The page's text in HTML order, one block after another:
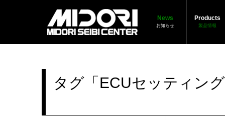
News
お知らせ
Products
製品情報
タグ「ECUセッティン